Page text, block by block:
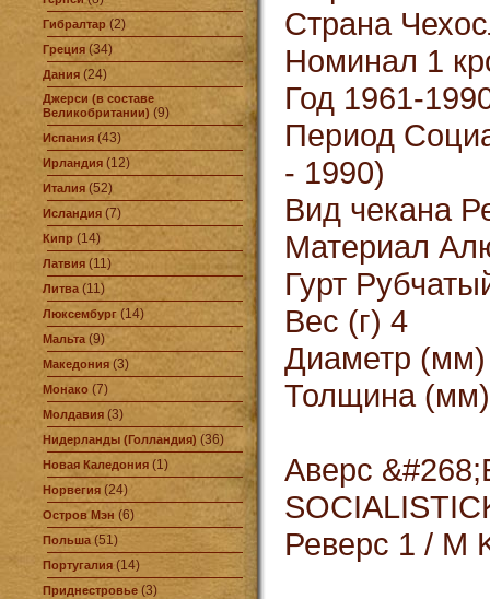
Гибралтар (2)
Греция (34)
Дания (24)
Джерси (в составе
Великобритании) (9)
Испания (43)
Ирландия (12)
Италия (52)
Исландия (7)
Кипр (14)
Латвия (11)
Литва(11)
Люксембург (14)
Мальта (9)
Македония (3)
Монако (7)
Молдавия (3)
Нидерланды (Голландия) (36)
Новая Каледония (1)
Норвегия (24)
Остров Мэн (6)
Польша(51)
Португалия (14)
Приднестровье (3)
Страна
Номинал 1
Год 1961-
Период
- 1990)
Вид чекана
Материал
Гурт
Вес (г) 4
Диаметр
Толщина
Аверс
Реверс 1 / M